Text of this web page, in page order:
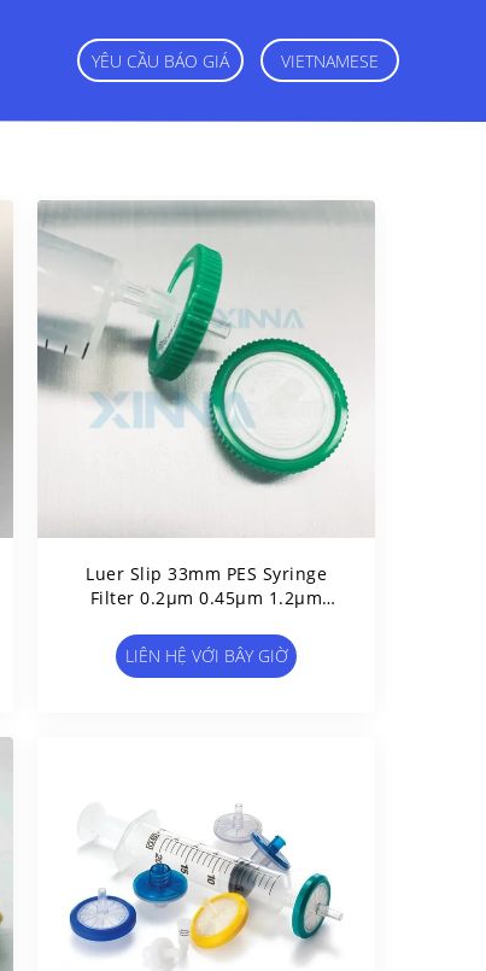
YÊU CẦU BÁO GIÁ VIETNAMESE
Luer Slip 33mm PES Syringe
Filter 0.2μm 0.45μm 1.2μm
LIÊN HỆ VỚI BÂY GIỜ